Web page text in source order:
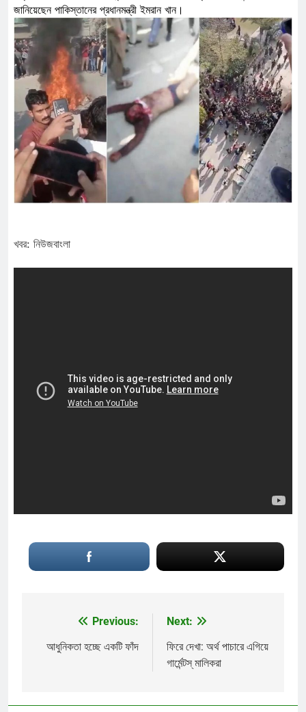
জানিয়েছেন পাকিস্তানের প্রধানমন্ত্রী ইমরান খান।
খবর: নিউজবাংলা
navigation
Previous:
আধুনিকতা হচ্ছে একটি ফাঁদ
Next:
ফিরে দেখা: অর্থ পাচারে এগিয়ে
গার্মেন্টস্ মালিকরা